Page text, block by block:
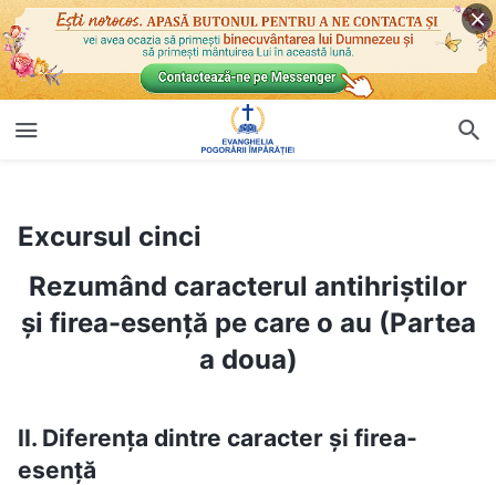
Excursul cinci
Excursul cinci
Rezumând caracterul antihriștilor
și firea-esență pe care o au (Partea
a doua)
II. Diferența dintre caracter și firea-
esență